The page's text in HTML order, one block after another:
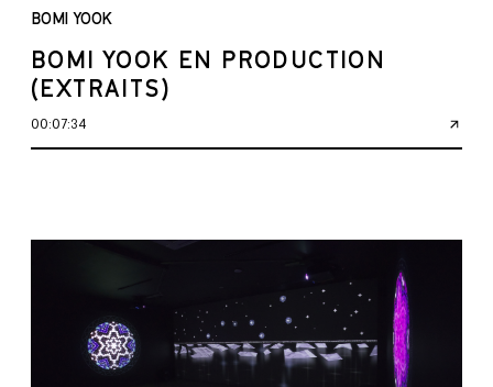
BOMI YOOK
BOMI YOOK EN PRODUCTION
(EXTRAITS)
00:07:34